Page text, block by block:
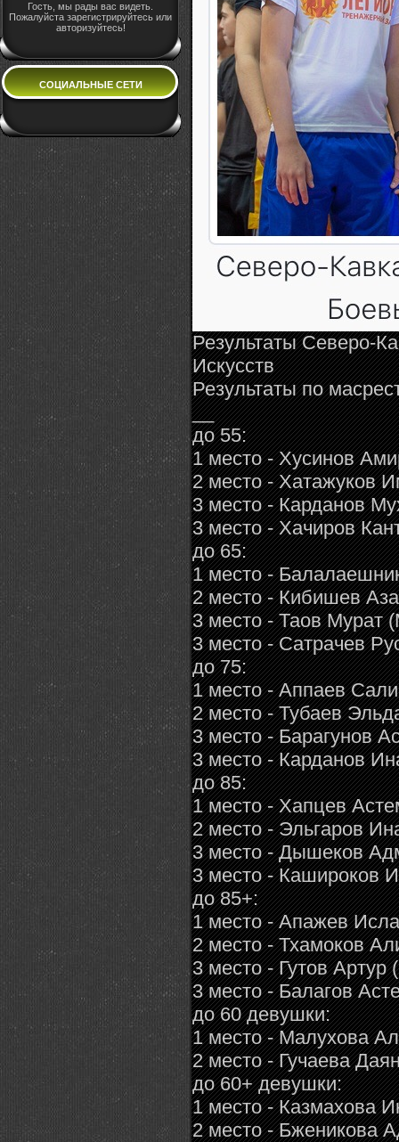
Гость, мы рады вас видеть.
Пожалуйста зарегистрируйтесь или
авторизуйтесь!
СОЦИАЛЬНЫЕ СЕТИ
Результаты Северо-
Искусств
Результаты по
__
до 55:
1 место - Хусинов
2 место -
3 место - Карданов
3 место - Хачиров
до 65:
1 место -
2 место - Кибишев
3 место - Таов
3 место - Сатрачев
до 75:
1 место - Аппаев
2 место - Тубаев
3 место - Барагунов
3 место - Карданов
до 85:
1 место - Хапцев
2 место - Эльгаров
3 место - Дышеков
3 место - Кашироков
до 85+:
1 место - Апажев
2 место - Тхамоков
3 место - Гутов
3 место - Балагов
до 60 девушки:
1 место - Малухова
2 место - Гучаева
до 60+ девушки:
1 место - Казмахова
2 место -